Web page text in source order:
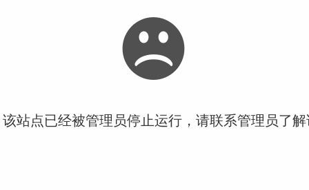
站点已经被管理员停止运行，请联系管理员了